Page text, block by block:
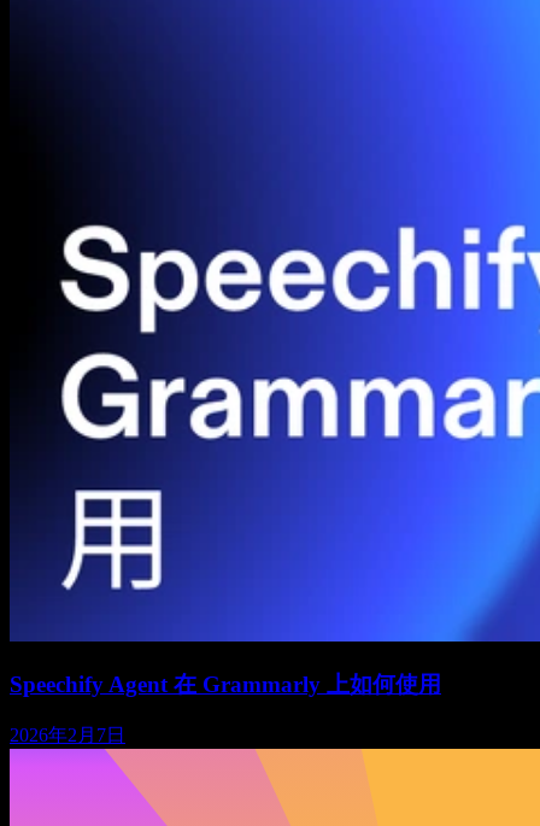
Speechify Agent 在 Grammarly 上如何使用
2026年2月7日